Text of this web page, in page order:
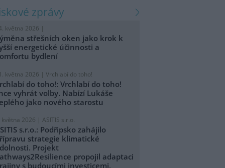
zprávy
května 2026 |
střešních oken jako krok k
energetické účinnosti a
bydlení
května 2026 | Vrchlabí do toho!
do toho!: Vrchlabí do toho!
vyhrát volby. Nabízí Lukáše
jako nového starostu
května 2026 | ASITIS s.r.o.
s.r.o.: Podřipsko zahájilo
strategie klimatické
Projekt
propojil adaptaci
s budoucími investicemi.